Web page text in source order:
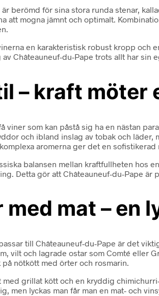
berömd för sina stora runda stenar,
att mogna jämnt och optimalt.
en karakteristisk robust kropp och
Châteauneuf-du-Pape trots allt har
– kraft möter
viner som kan påstå sig ha en nästan
och ibland inslag av tobak och
aromerna ger det en sofistikerad
balansen mellan kraftfullheten hos
Detta gör att Châteauneuf-du-Pape är
mat – en
till Châteauneuf-du-Pape är det
vilt och lagrade ostar som Comté eller
nötkött med örter och rosmarin.
grillat kött och en kryddig
men lyckas man får man en mat- och